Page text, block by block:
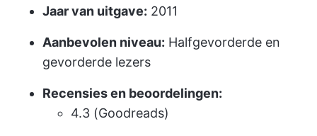
Jaar van uitgave: 2011
Aanbevolen niveau: Halfgevorderde en
gevorderde lezers
Recensies en beoordelingen:
4.3 (Goodreads)